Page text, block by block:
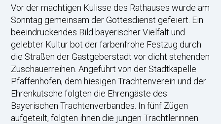
Vor der mächtigen Kulisse des Rathauses wurde am
Sonntag gemeinsam der Gottesdienst gefeiert. Ein
beeindruckendes Bild bayerischer Vielfalt und
gelebter Kultur bot der farbenfrohe Festzug durch
die Straßen der Gastgeberstadt vor dicht stehenden
Zuschauerreihen. Angeführt von der Stadtkapelle
Pfaffenhofen, dem hiesigen Trachtenverein und der
Ehrenkutsche folgten die Ehrengäste des
Bayerischen Trachtenverbandes. In fünf Zügen
aufgeteilt, folgten ihnen die jungen Trachtlerinnen